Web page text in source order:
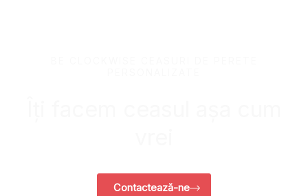
Contactează-ne